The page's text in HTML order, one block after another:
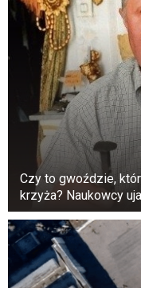
Czy to gwoździe,
krzyża? Naukowcy